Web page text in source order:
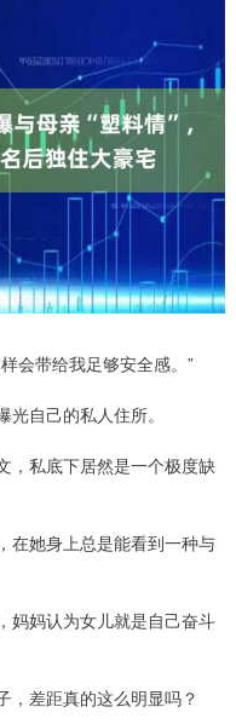
会带给我足够安全感。”
自己的私人住所。
，私底下居然是一个极度缺
在她身上总是能看到一种与
妈妈认为女儿就是自己奋斗
，差距真的这么明显吗？